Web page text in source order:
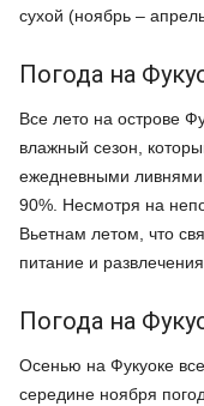
сухой (ноябрь –
Погода на
Все лето на острове
влажный сезон,
ежедневными ливнями,
90%. Несмотря на
Вьетнам летом, что
питание и развлечения.
Погода на
Осенью на Фукуоке
середине ноября